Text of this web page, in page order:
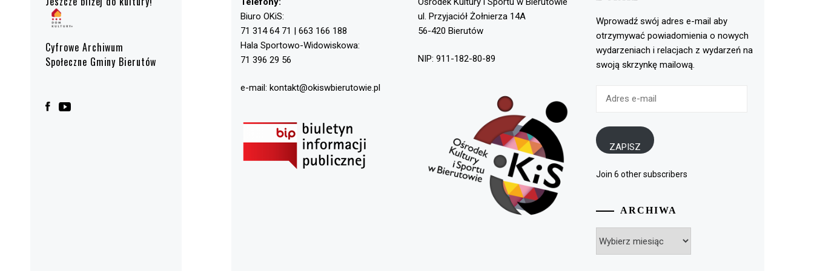
Cyfrowe Archiwum
Społeczne Gminy Bierutów
Biuro OKiS:
71 314 64 71 | 663 166 188
Hala Sportowo-Widowiskowa:
71 396 29 56
e-mail: kontakt@okiswbierutowie.pl
ul. Przyjaciół Żołnierza 14A
56-420 Bierutów
NIP: 911-182-80-89
Wprowadź swój adres e-mail aby
otrzymywać powiadomienia o nowych
wydarzeniach i relacjach z wydarzeń na
swoją skrzynkę mailową.
ZAPISZ
Join 6 other subscribers
ARCHIWA